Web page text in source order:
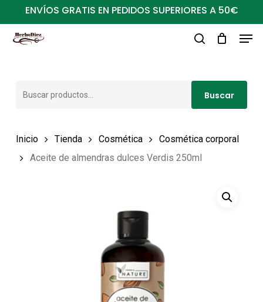
al
contenido
ENVÍOS GRATIS EN PEDIDOS SUPERIORES A 50€
Buscar
Inicio Tienda Cosmética
Cosmética corporal
Aceite de almendras dulces Verdis 250ml
Close